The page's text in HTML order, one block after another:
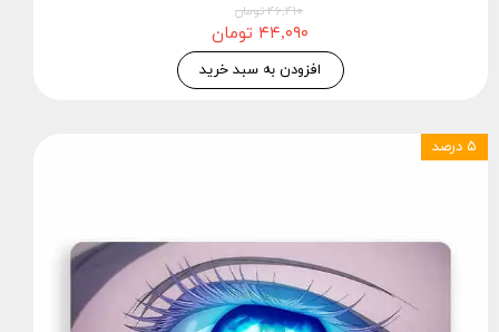
۴۶,۴۱۰ تومان
۴۴,۰۹۰ تومان
افزودن به سبد خرید
۵ درصد